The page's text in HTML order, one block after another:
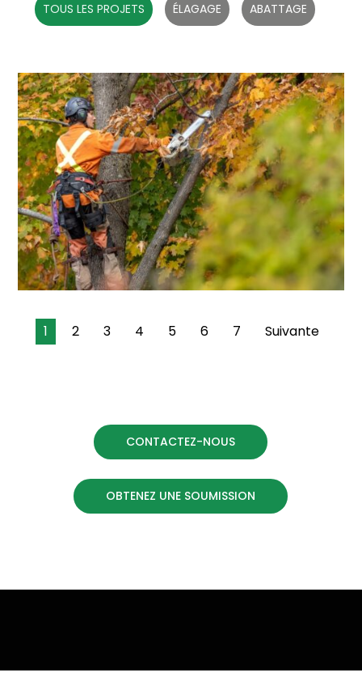
TOUS LES PROJETS ÉLAGAGE ABATTAGE
1 2 3 4 5 6 7 Suivante
CONTACTEZ-NOUS
OBTENEZ UNE SOUMISSION